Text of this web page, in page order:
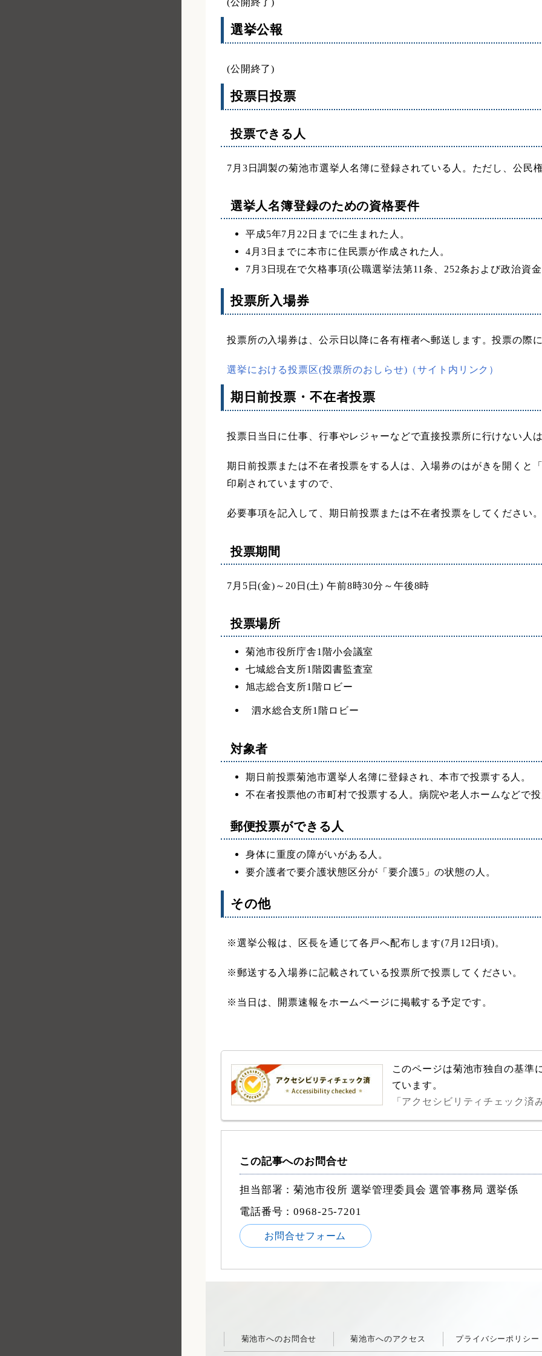
選挙公報
(公開終了)
投票日投票
投票できる人
7月3日調製の菊池市選挙人名簿に登録されている人。ただし、公民
選挙人名簿登録のための資格要件
平成5年7月22日までに生まれた人。
4月3日までに本市に住民票が作成された人。
7月3日現在で欠格事項(公職選挙法第11条、252条および政治資
投票所入場券
投票所の入場券は、公示日以降に各有権者へ郵送します。投票の際
選挙における投票区(投票所のおしらせ)（サイト内リンク）
期日前投票・不在者投票
投票日当日に仕事、行事やレジャーなどで直接投票所に行けない人
期日前投票または不在者投票をする人は、入場券のはがきを開くと
印刷されていますので、
必要事項を記入して、期日前投票または不在者投票をしてください。
投票期間
7月5日(金)～20日(土) 午前8時30分～午後8時
投票場所
菊池市役所庁舎1階小会議室
七城総合支所1階図書監査室
旭志総合支所1階ロビー
泗水総合支所1階ロビー
対象者
期日前投票菊池市選挙人名簿に登録され、本市で投票する人。
不在者投票他の市町村で投票する人。病院や老人ホームなどで投
郵便投票ができる人
身体に重度の障がいがある人。
要介護者で要介護状態区分が「要介護5」の状態の人。
その他
※選挙公報は、区長を通じて各戸へ配布します(7月12日頃)。
※郵送する入場券に記載されている投票所で投票してください。
※当日は、開票速報をホームページに掲載する予定です。
このページは菊池市独自の基準
ています。
「アクセシビリティチェック済
この記事へのお問合せ
担当部署：菊池市役所 選挙管理委員会 選管事務局 選挙係
電話番号：0968-25-7201
お問合せフォーム
菊池市へのお問合せ 菊池市へのアクセス プライバシーポリシー